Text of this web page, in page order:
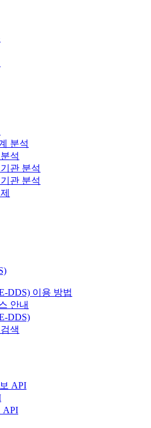
분석
석
관 분석
관 분석
DDS) 이용 방법
안내
DDS)
색
API
API